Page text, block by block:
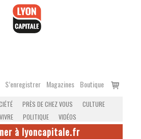
S’enregistrer Magazines Boutique
Voir
PRÈS DE CHEZ VOUS
CULTURE
POLITIQUE VIDÉOS
à lyoncapitale.fr